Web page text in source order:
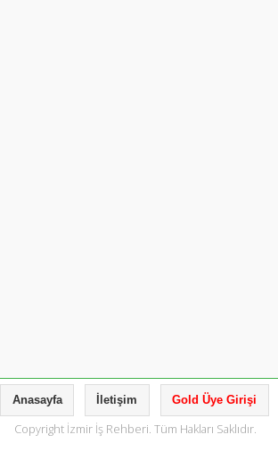
Anasayfa İletişim Gold Üye Girişi
Copyright İzmir İş Rehberi. Tüm Hakları Saklıdır.